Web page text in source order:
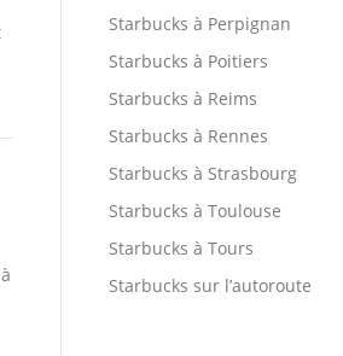
Starbucks à Perpignan
Starbucks à Poitiers
Starbucks à Reims
Starbucks à Rennes
Starbucks à Strasbourg
Starbucks à Toulouse
Starbucks à Tours
Starbucks sur l’autoroute